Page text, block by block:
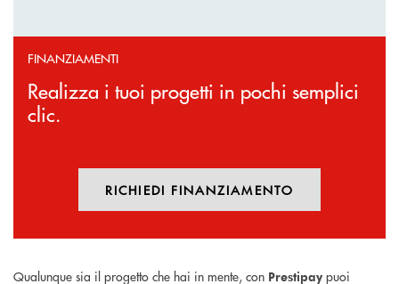
FINANZIAMENTI
Realizza i tuoi progetti in pochi semplici
clic.
RICHIEDI FINANZIAMENTO
Qualunque sia il progetto che hai in mente, con Prestipay puoi